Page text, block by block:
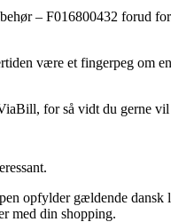
– F016800432 forud
være et fingerpeg om
for så vidt du gerne
opfylder gældende
med din shopping.